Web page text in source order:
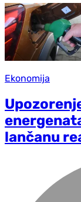
Ekonomija
lančanu